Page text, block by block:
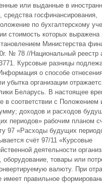
или выданные в
средства госфинансирования,
по бухгалтерскому
стоимость которых выражена
Министерства
№ 78 //Национальный реестр
Курсовые разницы
о способе
убытка организации
Беларусь. В настоящее
в соответствии с Положением
доходов и расходов
периодов» рабочим планом
97 «Расходы будущих
счёт 97/11 «Курсовые
деятельности
товары или
валюту. При
имеет правильное